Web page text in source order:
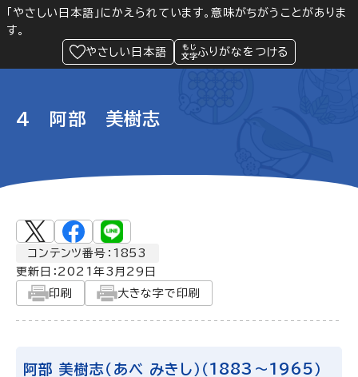
「やさしい日本語」にかえられています。意味がちがうことがありま
す。
やさしい日本語
ふりがなをつける
Language 閲覧支援
緊急情報
4 阿部 美樹志
コンテンツ番号：1853
更新日： 2021年3月29日
印刷
大きな字で印刷
阿部 美樹志（あべ みきし）（1883～1965）